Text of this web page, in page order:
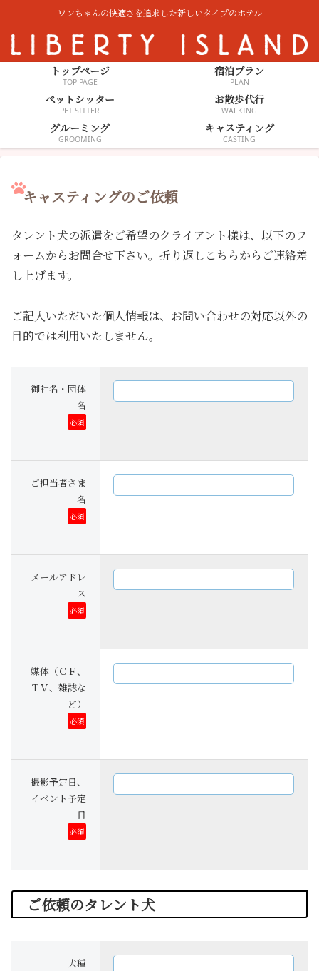
ワンちゃんの快適さを追求した新しいタイプのホテル
トップページ
TOP PAGE
宿泊プラン
PLAN
ペットシッター
PET SITTER
お散歩代行
WALKING
グルーミング
GROOMING
キャスティング
CASTING
キャスティングのご依頼
タレント犬の派遣をご希望のクライアント様は、以下のフ
ォームからお問合せ下さい。折り返しこちらからご連絡差
し上げます。
ご記入いただいた個人情報は、お問い合わせの対応以外の
目的では利用いたしません。
御社名・団体
名
必須
ご担当者さま
名
必須
メールアドレ
ス
必須
媒体（ＣＦ、
ＴＶ、雑誌な
ど）
必須
撮影予定日、
イベント予定
日
必須
ご依頼のタレント犬
犬種